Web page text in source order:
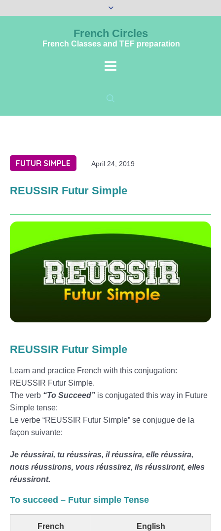
French Circles
French Classes and TEF preparation
FUTUR SIMPLE April 24, 2019
REUSSIR Futur Simple
REUSSIR Futur Simple
Learn and practice French with this conjugation:
REUSSIR Futur Simple.
The verb “To Succeed” is conjugated this way in Future
Simple tense:
Le verbe “REUSSIR Futur Simple” se conjugue de la
façon suivante:
Je réussirai, tu réussiras, il réussira, elle réussira,
nous réussirons, vous réussirez, ils réussiront, elles
réussiront.
To succeed – Futur simple Tense
French English